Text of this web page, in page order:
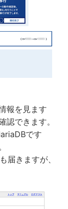
報を見ます
認できます。
です
届きますが、